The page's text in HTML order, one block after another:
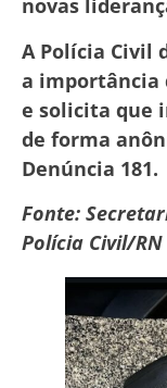
novas
A Polícia Civil
a importância
e solicita que
de forma
Denúncia 181.
Fonte:
Polícia Civil/RN